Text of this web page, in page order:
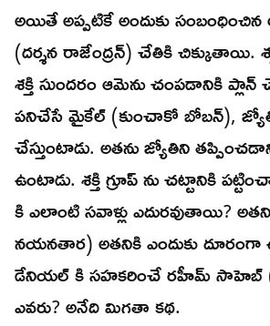
అయితే అప్పటికే అందుకు
(దర్శన రాజేంద్రన్) చేతికి చిక్కుతాయి.
శక్తి సుందరం ఆమెను చంపడానికి ప్లాన్
పనిచేసే మైకేల్ (కుంచాకో బోబన్),
చేస్తుంటాడు. అతను జ్యోతిని
ఉంటాడు. శక్తి గ్రూప్ ను చట్టానికి
కి ఎలాంటి సవాళ్లు ఎదురవుతాయి?
నయనతార) అతనికి ఎందుకు
డేనియల్ కి సహకరించే రహీమ్
ఎవరు? అనేది మిగతా కథ.